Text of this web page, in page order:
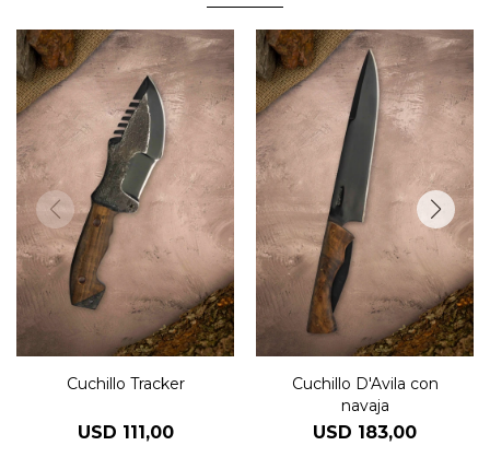
Cuchillo Tracker
USD 111,00
Cuchillo D'Avila con
navaja
USD 183,00